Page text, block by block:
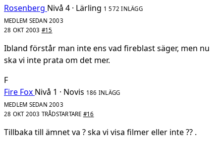
Rosenberg Nivå 4 · Lärling 1 572 INLÄGG
MEDLEM SEDAN 2003
28 OKT 2003 #15
Ibland förstår man inte ens vad fireblast säger, men nu
ska vi inte prata om det mer.
F
Fire Fox Nivå 1 · Novis 186 INLÄGG
MEDLEM SEDAN 2003
28 OKT 2003 TRÅDSTARTARE #16
Tillbaka till ämnet va ? ska vi visa filmer eller inte ?? .